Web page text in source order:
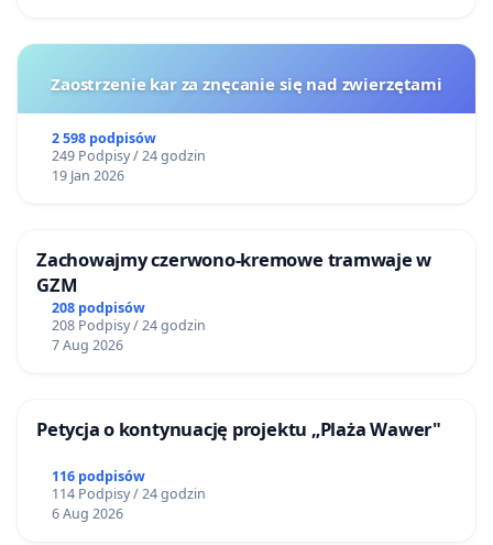
Zaostrzenie kar za znęcanie się nad zwierzętami
2 598 podpisów
249 Podpisy / 24 godzin
19 Jan 2026
Zachowajmy czerwono-kremowe tramwaje w
GZM
208 podpisów
208 Podpisy / 24 godzin
7 Aug 2026
Petycja o kontynuację projektu „Plaża Wawer"
116 podpisów
114 Podpisy / 24 godzin
6 Aug 2026